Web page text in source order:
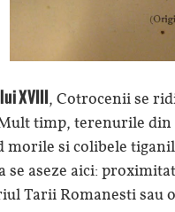
XVIII, Cotrocenii se
timp, terenurile
si colibele
se aseze aici:
Tarii Romanesti sau